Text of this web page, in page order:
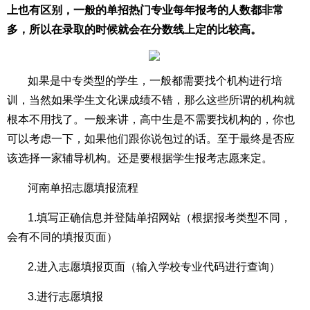
上也有区别，一般的单招热门专业每年报考的人数都非常
多，所以在录取的时候就会在分数线上定的比较高。
如果是中专类型的学生，一般都需要找个机构进行培
训，当然如果学生文化课成绩不错，那么这些所谓的机构就
根本不用找了。一般来讲，高中生是不需要找机构的，你也
可以考虑一下，如果他们跟你说包过的话。至于最终是否应
该选择一家辅导机构。还是要根据学生报考志愿来定。
河南单招志愿填报流程
1.填写正确信息并登陆单招网站（根据报考类型不同，
会有不同的填报页面）
2.进入志愿填报页面（输入学校专业代码进行查询）
3.进行志愿填报